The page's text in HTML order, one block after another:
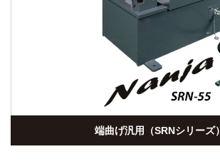
端曲げ汎用（SRNシリーズ）